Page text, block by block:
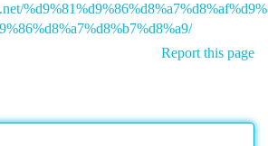
Report this page